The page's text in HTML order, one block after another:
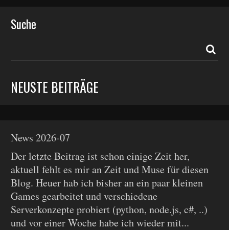
Suche
NEUSTE BEITRÄGE
News 2026-07
Der letzte Beitrag ist schon einige Zeit her,
aktuell fehlt es mir an Zeit und Muse für diesen
Blog. Heuer hab ich bisher an ein paar kleinen
Games gearbeitet und verschiedene
Serverkonzepte probiert (python, node.js, c#, ..)
und vor einer Woche habe ich wieder mit...